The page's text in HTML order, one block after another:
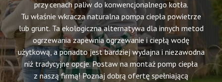
przy cenach paliw do konwencjonalnego kotła.
Tu właśnie wkracza naturalna pompa ciepła powietrze
lub grunt. Ta ekologiczna alternatywa dla innych metod
ogrzewania zapewnia ogrzewanie i ciepłą wodę
użytkową, a ponadto jest bardziej wydajna i niezawodna
niż tradycyjne opcje. Postaw na montaż pomp ciepła
z naszą firmą! Poznaj dobrą ofertę spełniającą